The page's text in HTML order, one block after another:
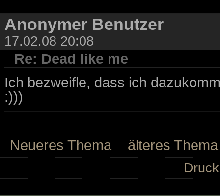
Anonymer Benutzer
17.02.08 20:08
Re: Dead like me
Ich bezweifle, dass ich
:)))
Neueres Thema älteres Thema